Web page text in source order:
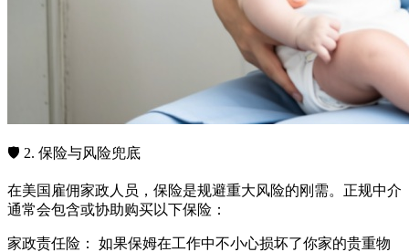
🛡️ 2. 保险与风险兜底
在美国雇佣家政人员，保险是规避重大风险的刚需。正规中介
通常会包含或协助购买以下保险：
家政责任险： 如果保姆在工作中不小心损坏了你家的贵重物